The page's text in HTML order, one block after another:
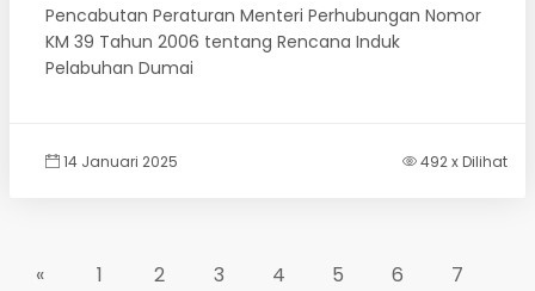
Pencabutan Peraturan Menteri Perhubungan Nomor
KM 39 Tahun 2006 tentang Rencana Induk
Pelabuhan Dumai
14 Januari 2025 492 x Dilihat
« 1 2 3 4 5 6 7